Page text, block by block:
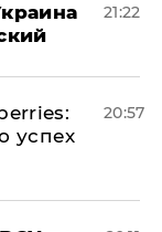
21:22
успех
20:57